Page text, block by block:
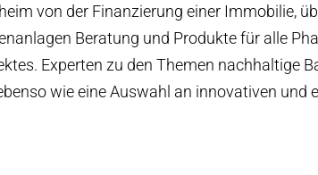
von der Finanzierung einer Immobilie,
Beratung und Produkte für alle
Experten zu den Themen nachhaltige
wie eine Auswahl an innovativen und